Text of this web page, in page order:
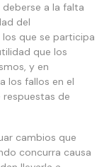
a la falta
del
que se participa
que los
y en
los fallos en el
respuestas de
cambios que
concurra causa